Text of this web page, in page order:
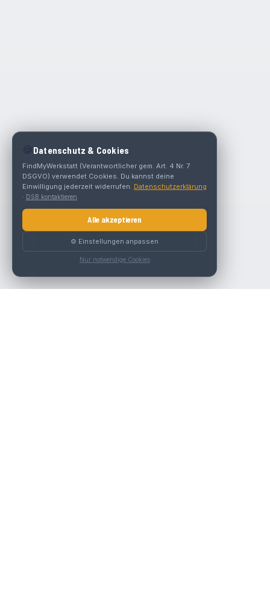
🍪 Datenschutz & Cookies
FindMyWerkstatt (Verantwortlicher gem. Art. 4 Nr. 7
DSGVO) verwendet Cookies. Du kannst deine
Einwilligung jederzeit widerrufen. Datenschutzerklärung
· DSB kontaktieren
Alle akzeptieren
⚙️ Einstellungen anpassen
Nur notwendige Cookies